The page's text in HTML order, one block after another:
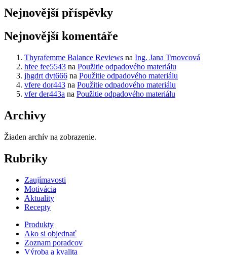
Nejnovější příspěvky
Nejnovější komentáře
Thyrafemme Balance Reviews na Ing. Jana Trnovcová
hfee fee5543 na Použitie odpadového materiálu
jhgdrt dyt666 na Použitie odpadového materiálu
vfere dor443 na Použitie odpadového materiálu
vfer der443a na Použitie odpadového materiálu
Archivy
Žiaden archív na zobrazenie.
Rubriky
Zaujímavosti
Motivácia
Aktuality
Recepty
Produkty
Ako si objednať
Zoznam poradcov
Výroba a kvalita